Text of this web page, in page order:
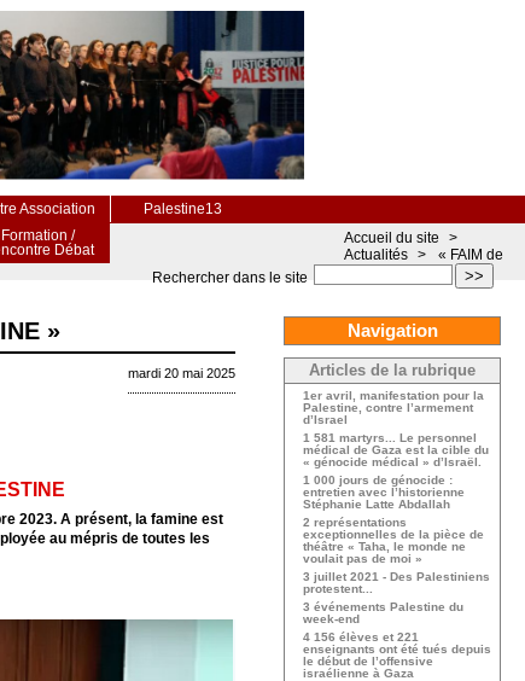
Association
Palestine13
Formation /
Débat
>>
Rechercher dans le site
Accueil du site
>
Actualités >
« FAIM de
»
mardi 20 mai 2025
2023. A présent, la famine est
au mépris de toutes les
Navigation
Articles de la rubrique
1er avril, manifestation pour la
Palestine, contre l’armement
d’Israel
1 581 martyrs... Le personnel
médical de Gaza est la cible du
« génocide médical » d’Israël.
1 000 jours de génocide :
entretien avec l’historienne
Stéphanie Latte Abdallah
2 représentations
exceptionnelles de la pièce de
théâtre « Taha, le monde ne
voulait pas de moi »
3 juillet 2021 - Des Palestiniens
protestent...
3 événements Palestine du
week-end
4 156 élèves et 221
enseignants ont été tués depuis
le début de l’offensive
israélienne à Gaza